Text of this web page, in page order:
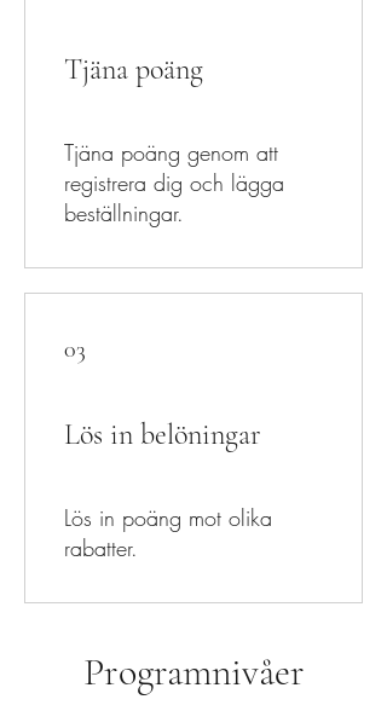
Tjäna poäng
Tjäna poäng genom att
registrera dig och lägga
beställningar.
03
Lös in belöningar
Lös in poäng mot olika
rabatter.
Programnivåer